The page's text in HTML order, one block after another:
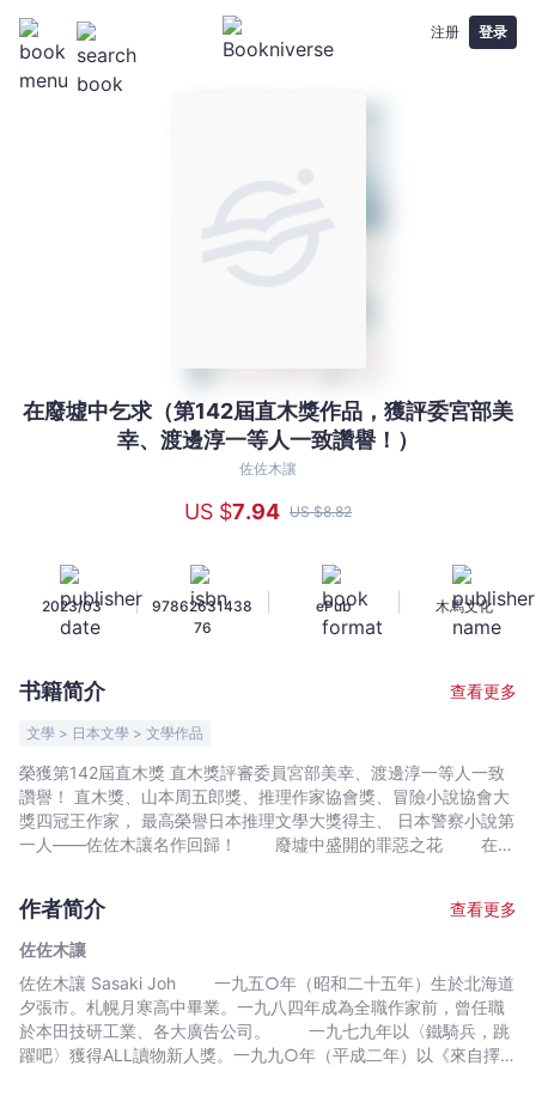
注册 登录
在
142
木
獎
品，
獲
評
宮
美
幸、
渡
邊
在廢墟中乞求（第142屆直木獎作品，獲評委宮部美
幸、渡邊淳一等人一致讚譽！）
佐佐木讓
US $7.94 US $8.82
2023/03 |
97862631438
76
ePub 木馬文化
书籍简介 查看更多
文學 > 日本文學 > 文學作品
榮獲第142屆直木獎 直木獎評審委員宮部美幸、渡邊淳一等人一致
讚譽！ 直木獎、山本周五郎獎、推理作家協會獎、冒險小說協會大
獎四冠王作家， 最高榮譽日本推理文學大獎得主、 日本警察小說第
一人——佐佐木讓名作回歸！ 廢墟中盛開的罪惡之花 在雪
上司指令停職在家療養。他聽從心理醫師吩咐遠離一切刑案與犯罪
報導，然而辦案的熱情仍在他心中蠢蠢欲動。 眼看重返崗位的
日子遙遙無期，無所事事的停職刑警仙道，靠著渾身豐富的偵查經
驗與警界老鳥直覺，私下接起了警方與民間委託調查的犯罪事件。
此時他從一具遭鈍器砸爛臉的賣淫女子屍體，赫然驚覺和十三年前
他曾參與搜查的妓女謀殺案手法如出一轍，他決定前往當年凶嫌的
老家煤礦鎮暗中查訪…… 本書由六個精采的短篇組成，描寫一
作者简介
查看更多
佐佐木讓
佐佐木讓 Sasaki Joh 一九五○年（昭和二十五年）生於北海道
夕張市。札幌月寒高中畢業。一九八四年成為全職作家前，曾任職
於本田技研工業、各大廣告公司。 一九七九年以〈鐵騎兵，跳
躍吧〉獲得ALL讀物新人獎。一九九○年（平成二年）以《來自擇捉